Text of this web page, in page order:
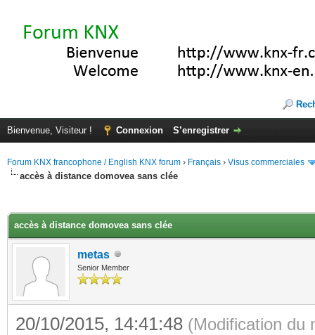
Bienvenue, Visiteur ! Connexion S’enregistrer
Forum KNX francophone / English KNX forum › Français › Visus commerciales
accès à distance domovea sans clée
accès à distance domovea sans clée
metas
Senior Member
20/10/2015, 14:41:48 (Modification du